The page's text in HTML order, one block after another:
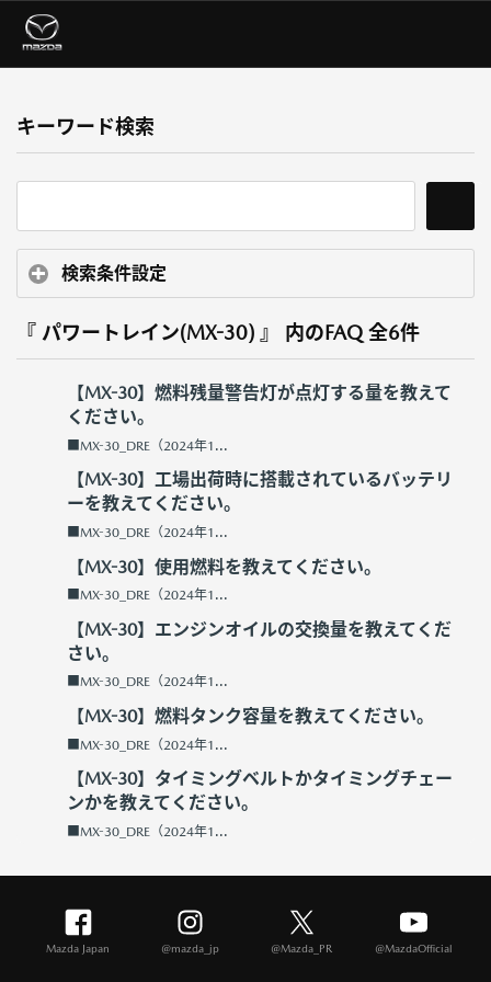
キーワード検索
検索条件設定
『 パワートレイン(MX-30) 』 内のFAQ 全6件
【MX-30】燃料残量警告灯が点灯する量を教えて
ください。
■MX-30_DRE（2024年1...
【MX-30】工場出荷時に搭載されているバッテリ
ーを教えてください。
■MX-30_DRE（2024年1...
【MX-30】使用燃料を教えてください。
■MX-30_DRE（2024年1...
【MX-30】エンジンオイルの交換量を教えてくだ
さい。
■MX-30_DRE（2024年1...
【MX-30】燃料タンク容量を教えてください。
■MX-30_DRE（2024年1...
【MX-30】タイミングベルトかタイミングチェー
ンかを教えてください。
■MX-30_DRE（2024年1...
Mazda Japan @mazda_jp @Mazda_PR @MazdaOfficial